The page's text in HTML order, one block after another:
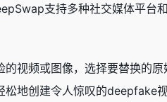
支持多种社交媒体平台
视频或图像，选择要替换的
地创建令人惊叹的deepfake视